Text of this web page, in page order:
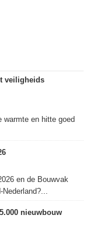
veiligheids
warmte en hitte goed
en de Bouwvak
Nederland?...
nieuwbouw